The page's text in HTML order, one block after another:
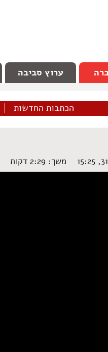
ערוץ סביבה
הכתבות החדשות
משך: ‏2:29 דקות